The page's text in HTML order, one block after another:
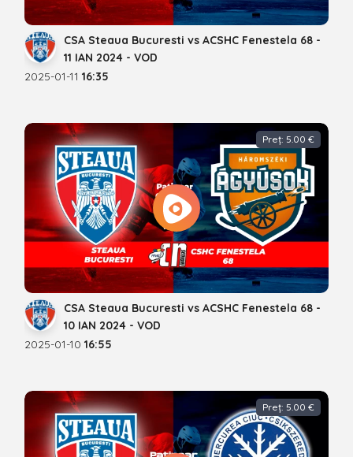
CSA Steaua Bucuresti vs ACSHC Fenestela 68 -
11 IAN 2024 - VOD
2025-01-11 16:35
Preț: 5.00 €
CSA Steaua Bucuresti vs ACSHC Fenestela 68 -
10 IAN 2024 - VOD
2025-01-10 16:55
Preț: 5.00 €